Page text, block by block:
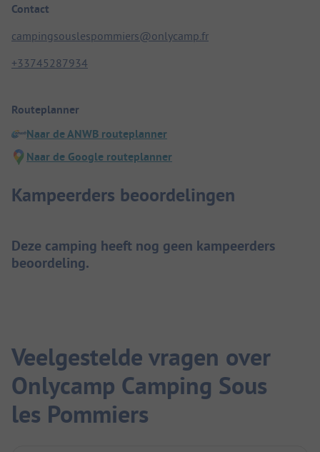
Contact
campingsouslespommiers@onlycamp.fr
+33745287934
Routeplanner
Naar de ANWB routeplanner
Naar de Google routeplanner
Kampeerders beoordelingen
Deze camping heeft nog geen kampeerders
beoordeling.
Veelgestelde vragen over
Onlycamp Camping Sous
les Pommiers